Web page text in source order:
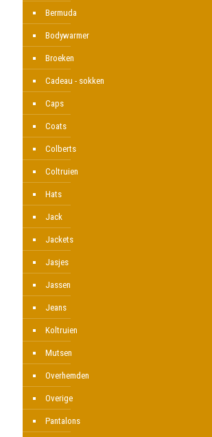
Bermuda
Bodywarmer
Broeken
Cadeau - sokken
Caps
Coats
Colberts
Coltruien
Hats
Jack
Jackets
Jasjes
Jassen
Jeans
Koltruien
Mutsen
Overhemden
Overige
Pantalons